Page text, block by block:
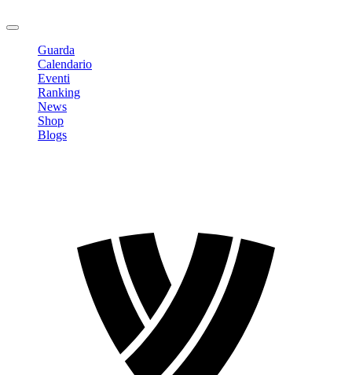
Guarda
Calendario
Eventi
Ranking
News
Shop
Blogs